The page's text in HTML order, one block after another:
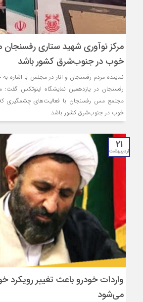
مرکز نوآوری شهید ستاری رفسنجان
خوب در جنوب‌شرق کشور باشد
نماینده مردم رفسنجان و انار در مجلس با
رفسنجان در یازدهمین نمایشگاه اینوتکس گفت:
مجتمع مس رفسنجان با فعالیت‌های چشمگیری که
خوب در جنوب‌شرق کشور باشد.
21
اردیبهشت
واردات خودرو باعث تغییر رویکرد
می‌شود